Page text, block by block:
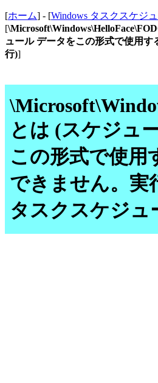
[ホーム] - [Windows タスクスケジ
[
ュール データをこの形式で使用す
行)]
とは (スケジュ
この形式で使用
できません。実
タスクスケジュ